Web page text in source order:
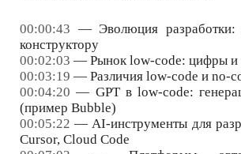
00:00:43 — Эволюция
конструктору
00:02:03 — Рынок low-code: цифры и
00:03:19 — Различия low-code и no-
00:04:20 — GPT в low-code:
(пример Bubble)
00:05:22 — AI-инструменты для
Cursor, Cloud Code